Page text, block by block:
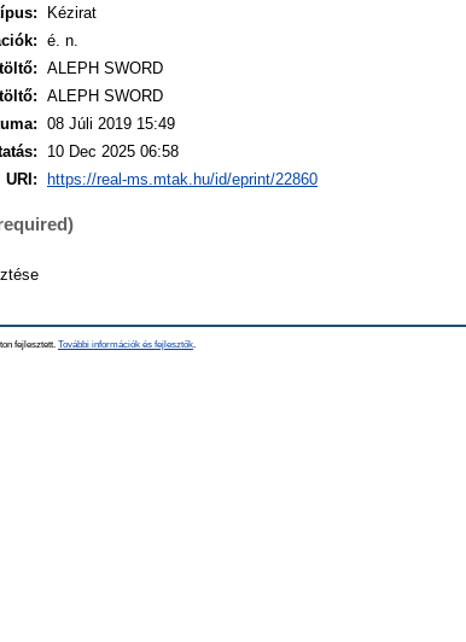
Kézirat
é. n.
ALEPH SWORD
ALEPH SWORD
08 Júli 2019 15:49
10 Dec 2025 06:58
URI:
https://real-ms.mtak.hu/id/eprint/22860
fejlesztett. További információk és fejlesztők